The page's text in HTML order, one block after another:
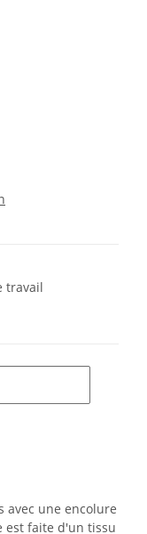
travail
avec une encolure
est faite d'un tissu